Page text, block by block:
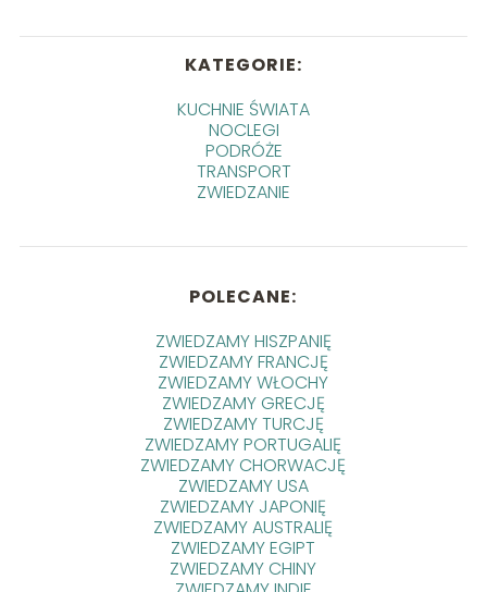
KATEGORIE:
KUCHNIE ŚWIATA
NOCLEGI
PODRÓŻE
TRANSPORT
ZWIEDZANIE
POLECANE:
ZWIEDZAMY HISZPANIĘ
ZWIEDZAMY FRANCJĘ
ZWIEDZAMY WŁOCHY
ZWIEDZAMY GRECJĘ
ZWIEDZAMY TURCJĘ
ZWIEDZAMY PORTUGALIĘ
ZWIEDZAMY CHORWACJĘ
ZWIEDZAMY USA
ZWIEDZAMY JAPONIĘ
ZWIEDZAMY AUSTRALIĘ
ZWIEDZAMY EGIPT
ZWIEDZAMY CHINY